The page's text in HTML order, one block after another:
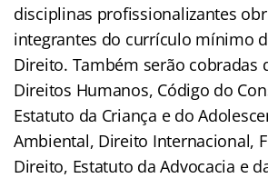
disciplinas profissionalizantes
integrantes do currículo mínimo
Direito. Também serão cobradas
Direitos Humanos, Código do
Estatuto da Criança e do
Ambiental, Direito Internacional,
Direito, Estatuto da Advocacia e